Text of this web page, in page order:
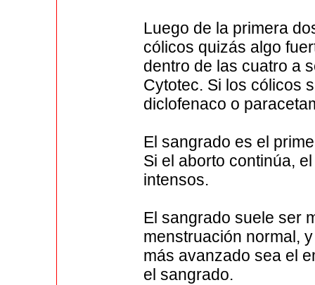
Luego de la primera
cólicos quizás algo
dentro de las cuatro a
Cytotec. Si los cólicos
diclofenaco o
El sangrado es el
Si el aborto continúa,
intensos.
El sangrado suele ser
menstruación normal,
más avanzado sea el
el sangrado.